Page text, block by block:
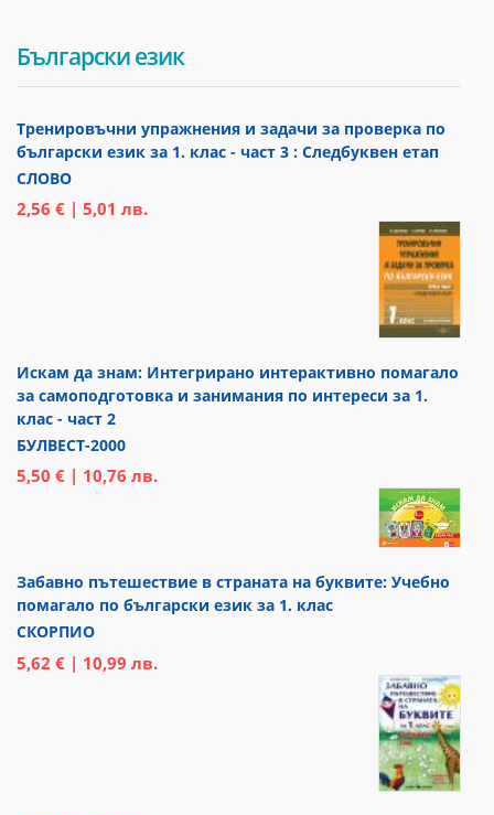
Български език
Тренировъчни упражнения и задачи за проверка по
български език за 1. клас - част 3 : Следбуквен етап
СЛОВО
2,56 € | 5,01 лв.
Искам да знам: Интегрирано интерактивно помагало
за самоподготовка и занимания по интереси за 1.
клас - част 2
БУЛВЕСТ-2000
5,50 € | 10,76 лв.
Забавно пътешествие в страната на буквите: Учебно
помагало по български език за 1. клас
СКОРПИО
5,62 € | 10,99 лв.